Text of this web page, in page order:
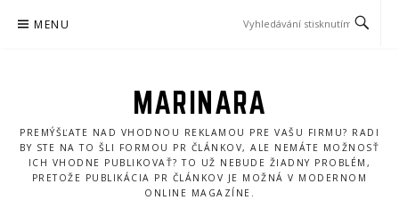
MENU
MARINARA
PREMÝŠĽATE NAD VHODNOU REKLAMOU PRE VAŠU FIRMU? RADI
BY STE NA TO ŠLI FORMOU PR ČLÁNKOV, ALE NEMÁTE MOŽNOSŤ
ICH VHODNE PUBLIKOVAŤ? TO UŽ NEBUDE ŽIADNY PROBLÉM,
PRETOŽE PUBLIKÁCIA PR ČLÁNKOV JE MOŽNÁ V MODERNOM
ONLINE MAGAZÍNE.